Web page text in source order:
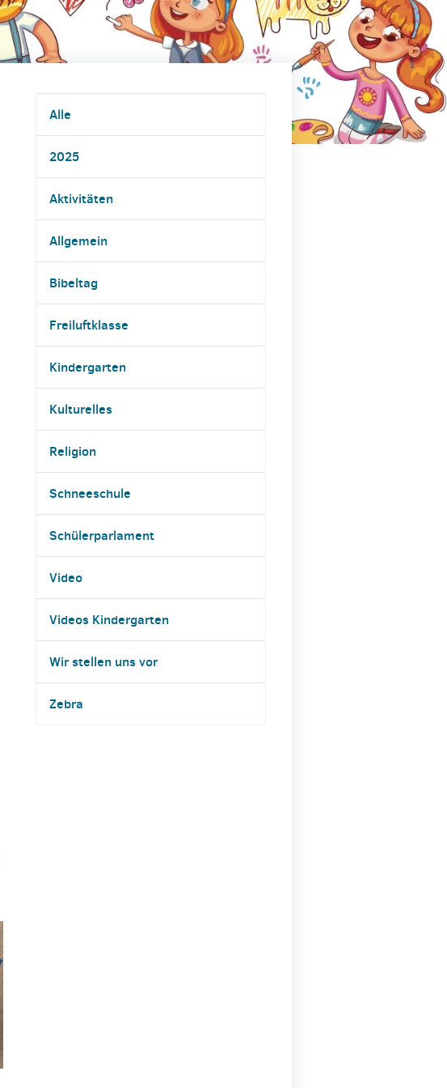
Alle
2025
Aktivitäten
Allgemein
Bibeltag
Freiluftklasse
Kindergarten
Kulturelles
Religion
Schneeschule
Schülerparlament
Video
Videos Kindergarten
Wir stellen uns vor
Zebra